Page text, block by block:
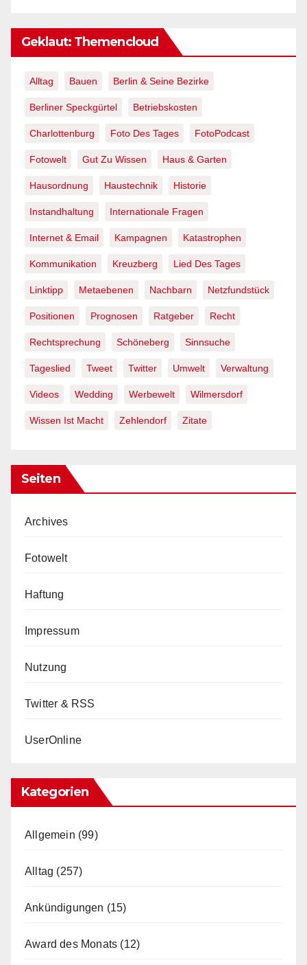
Geklaut: Themencloud
Alltag Bauen Berlin & Seine Bezirke
Berliner Speckgürtel Betriebskosten
Charlottenburg Foto Des Tages FotoPodcast
Fotowelt Gut Zu Wissen Haus & Garten
Hausordnung Haustechnik Historie
Instandhaltung Internationale Fragen
Internet & Email Kampagnen Katastrophen
Kommunikation Kreuzberg Lied Des Tages
Linktipp Metaebenen Nachbarn Netzfundstück
Positionen Prognosen Ratgeber Recht
Rechtsprechung Schöneberg Sinnsuche
Tageslied Tweet Twitter Umwelt Verwaltung
Videos Wedding Werbewelt Wilmersdorf
Wissen Ist Macht Zehlendorf Zitate
Seiten
Archives
Fotowelt
Haftung
Impressum
Nutzung
Twitter & RSS
UserOnline
Kategorien
Allgemein (99)
Alltag (257)
Ankündigungen (15)
Award des Monats (12)